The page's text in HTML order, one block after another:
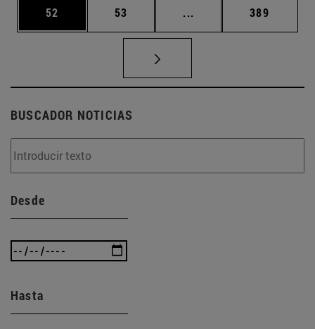
Página
52 Página
53 ... Páginas intermedias
Página
389
BUSCADOR NOTICIAS
Desde
Hasta